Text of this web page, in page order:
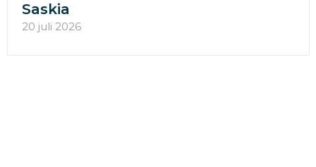
Saskia
20 juli 2026